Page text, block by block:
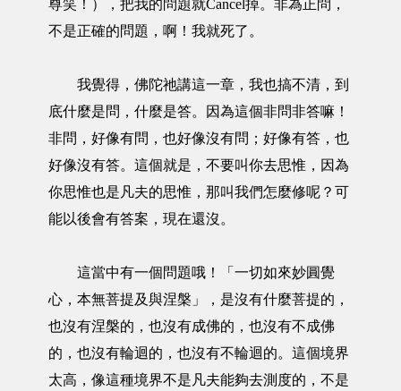
尊笑！），把我的問題就Cancel掉。非為正問，
不是正確的問題，啊！我就死了。
我覺得，佛陀祂講這一章，我也搞不清，到
底什麼是問，什麼是答。因為這個非問非答嘛！
非問，好像有問，也好像沒有問；好像有答，也
好像沒有答。這個就是，不要叫你去思惟，因為
你思惟也是凡夫的思惟，那叫我們怎麼修呢？可
能以後會有答案，現在還沒。
這當中有一個問題哦！「一切如來妙圓覺
心，本無菩提及與涅槃」，是沒有什麼菩提的，
也沒有涅槃的，也沒有成佛的，也沒有不成佛
的，也沒有輪迴的，也沒有不輪迴的。這個境界
太高，像這種境界不是凡夫能夠去測度的，不是